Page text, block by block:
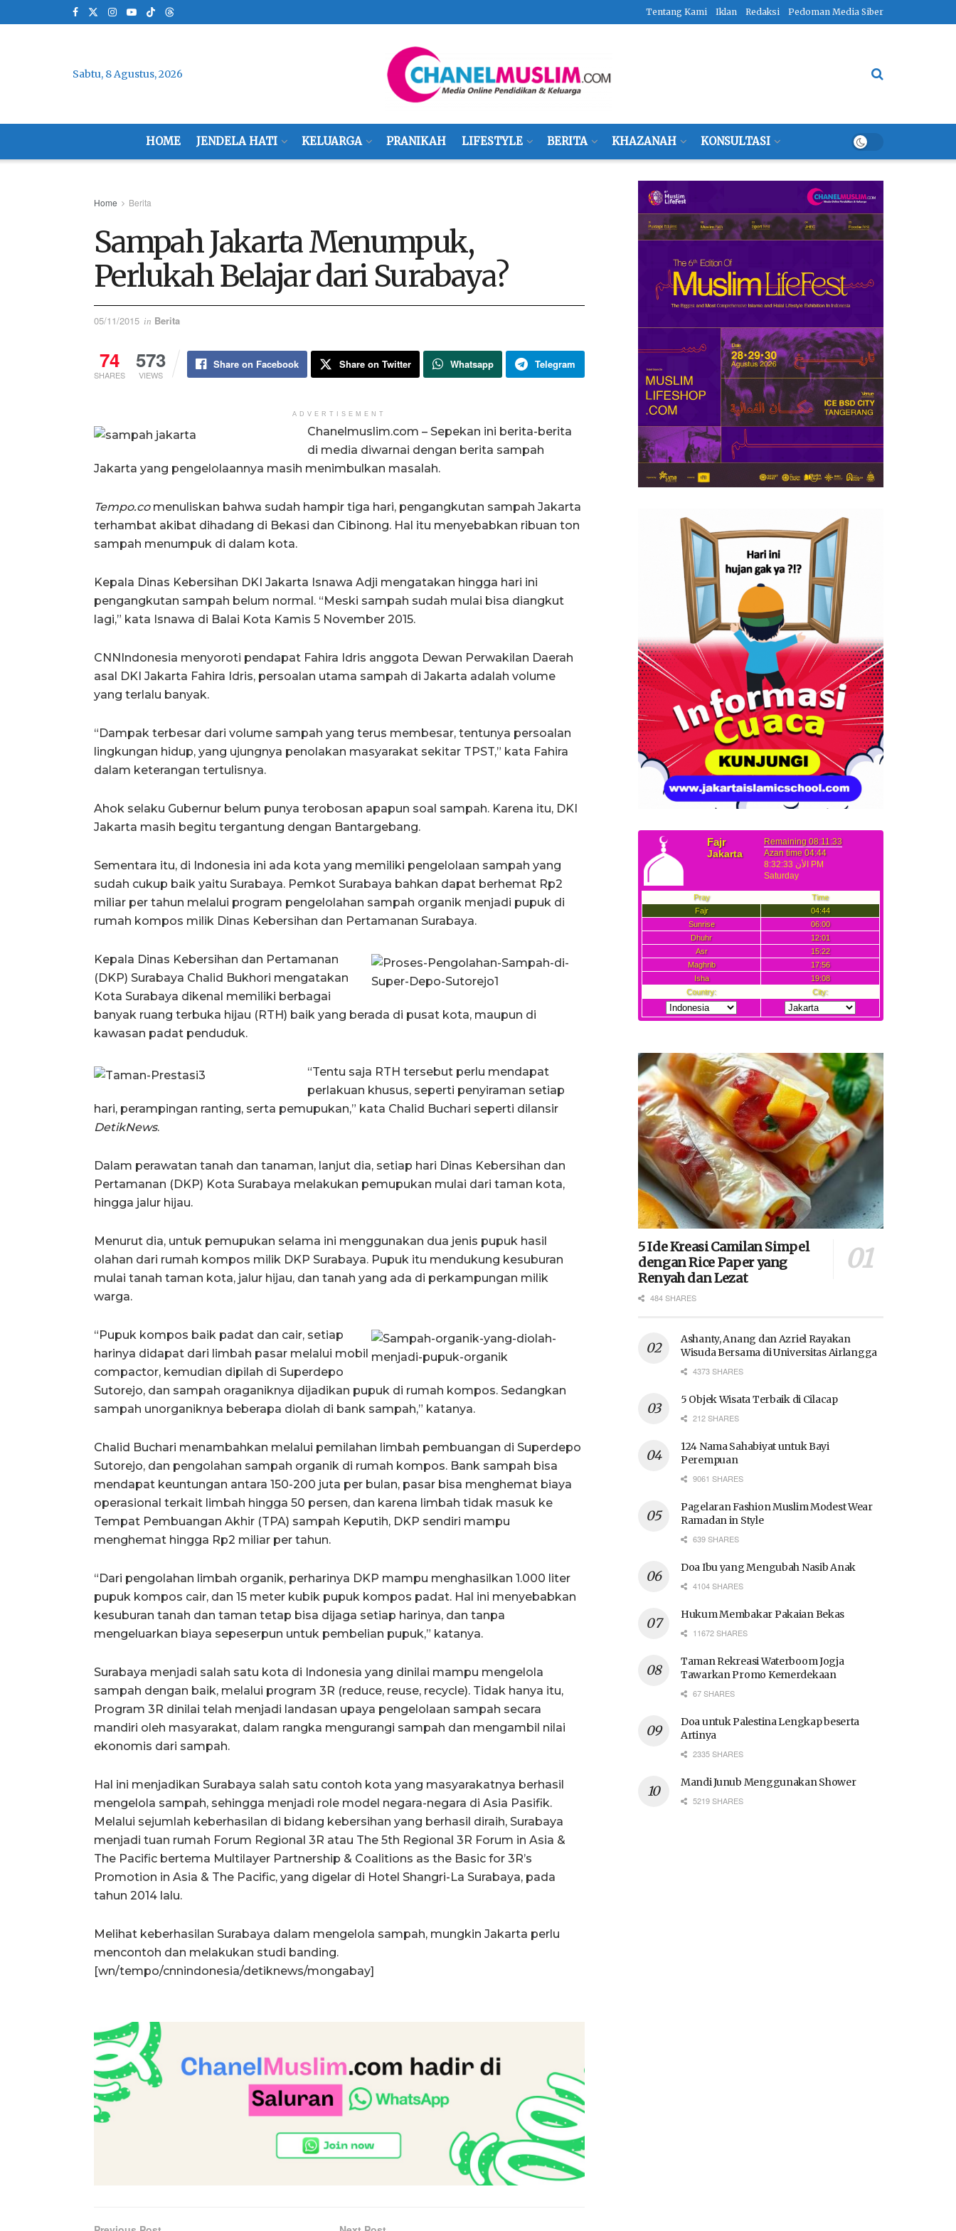
Tentang Kami Iklan Redaksi Pedoman Media Siber
Sabtu, 8 Agustus, 2026
HOME JENDELA HATI KELUARGA PRANIKAH LIFESTYLE BERITA KHAZANAH KONSULTASI
Home Berita
Sampah Jakarta Menumpuk,
Perlukah Belajar dari Surabaya?
05/11/2015 in Berita
74
SHARES
573
VIEWS
Share on Facebook Share on Twitter Whatsapp Telegram
ADVERTISEMENT
Chanelmuslim.com – Sepekan ini berita-berita
di media diwarnai dengan berita sampah
Jakarta yang pengelolaannya masih menimbulkan masalah.
Tempo.comenuliskan bahwa sudah hampir tiga hari, pengangkutan sampah Jakarta
terhambat akibat dihadang di Bekasi dan Cibinong. Hal itu menyebabkan ribuan ton
sampah menumpuk di dalam kota.
Kepala Dinas Kebersihan DKI Jakarta Isnawa Adji mengatakan hingga hari ini
pengangkutan sampah belum normal. “Meski sampah sudah mulai bisa diangkut
lagi,” kata Isnawa di Balai Kota Kamis 5 November 2015.
CNNIndonesia menyoroti pendapat Fahira Idris anggota Dewan Perwakilan Daerah
asal DKI Jakarta Fahira Idris, persoalan utama sampah di Jakarta adalah volume
yang terlalu banyak.
“Dampak terbesar dari volume sampah yang terus membesar, tentunya persoalan
lingkungan hidup, yang ujungnya penolakan masyarakat sekitar TPST,” kata Fahira
dalam keterangan tertulisnya.
Ahok selaku Gubernur belum punya terobosan apapun soal sampah. Karena itu, DKI
Jakarta masih begitu tergantung dengan Bantargebang.
Sementara itu, di Indonesia ini ada kota yang memiliki pengelolaan sampah yang
sudah cukup baik yaitu Surabaya. Pemkot Surabaya bahkan dapat berhemat Rp2
miliar per tahun melalui program pengelolahan sampah organik menjadi pupuk di
rumah kompos milik Dinas Kebersihan dan Pertamanan Surabaya.
Kepala Dinas Kebersihan dan Pertamanan
(DKP) Surabaya Chalid Bukhori mengatakan
Kota Surabaya dikenal memiliki berbagai
banyak ruang terbuka hijau (RTH) baik yang berada di pusat kota, maupun di
kawasan padat penduduk.
“Tentu saja RTH tersebut perlu mendapat
perlakuan khusus, seperti penyiraman setiap
hari, perampingan ranting, serta pemupukan,” kata Chalid Buchari seperti dilansir
DetikNews.
Dalam perawatan tanah dan tanaman, lanjut dia, setiap hari Dinas Kebersihan dan
Pertamanan (DKP) Kota Surabaya melakukan pemupukan mulai dari taman kota,
hingga jalur hijau.
Menurut dia, untuk pemupukan selama ini menggunakan dua jenis pupuk hasil
olahan dari rumah kompos milik DKP Surabaya. Pupuk itu mendukung kesuburan
mulai tanah taman kota, jalur hijau, dan tanah yang ada di perkampungan milik
warga.
“Pupuk kompos baik padat dan cair, setiap
harinya didapat dari limbah pasar melalui mobil
compactor, kemudian dipilah di Superdepo
Sutorejo, dan sampah oraganiknya dijadikan pupuk di rumah kompos. Sedangkan
sampah unorganiknya beberapa diolah di bank sampah,” katanya.
Chalid Buchari menambahkan melalui pemilahan limbah pembuangan di Superdepo
Sutorejo, dan pengolahan sampah organik di rumah kompos. Bank sampah bisa
mendapat keuntungan antara 150-200 juta per bulan, pasar bisa menghemat biaya
operasional terkait limbah hingga 50 persen, dan karena limbah tidak masuk ke
Tempat Pembuangan Akhir (TPA) sampah Keputih, DKP sendiri mampu
menghemat hingga Rp2 miliar per tahun.
“Dari pengolahan limbah organik, perharinya DKP mampu menghasilkan 1.000 liter
pupuk kompos cair, dan 15 meter kubik pupuk kompos padat. Hal ini menyebabkan
kesuburan tanah dan taman tetap bisa dijaga setiap harinya, dan tanpa
mengeluarkan biaya sepeserpun untuk pembelian pupuk,” katanya.
Surabaya menjadi salah satu kota di Indonesia yang dinilai mampu mengelola
sampah dengan baik, melalui program 3R (reduce, reuse, recycle). Tidak hanya itu,
Program 3R dinilai telah menjadi landasan upaya pengelolaan sampah secara
mandiri oleh masyarakat, dalam rangka mengurangi sampah dan mengambil nilai
ekonomis dari sampah.
Hal ini menjadikan Surabaya salah satu contoh kota yang masyarakatnya berhasil
mengelola sampah, sehingga menjadi role model negara-negara di Asia Pasifik.
Melalui sejumlah keberhasilan di bidang kebersihan yang berhasil diraih, Surabaya
menjadi tuan rumah Forum Regional 3R atau The 5th Regional 3R Forum in Asia &
The Pacific bertema Multilayer Partnership & Coalitions as the Basic for 3R’s
Promotion in Asia & The Pacific, yang digelar di Hotel Shangri-La Surabaya, pada
tahun 2014 lalu.
Melihat keberhasilan Surabaya dalam mengelola sampah, mungkin Jakarta perlu
mencontoh dan melakukan studi banding.
[wn/tempo/cnnindonesia/detiknews/mongabay]
5 Ide Kreasi Camilan Simpel
dengan Rice Paper yang
Renyah dan Lezat
484 SHARES
Ashanty, Anang dan Azriel Rayakan
Wisuda Bersama di Universitas Airlangga
4373 SHARES
5 Objek Wisata Terbaik di Cilacap
212 SHARES
124 Nama Sahabiyat untuk Bayi
Perempuan
9061 SHARES
Pagelaran Fashion Muslim Modest Wear
Ramadan in Style
639 SHARES
Doa Ibu yang Mengubah Nasib Anak
4104 SHARES
Hukum Membakar Pakaian Bekas
11672 SHARES
Taman Rekreasi Waterboom Jogja
Tawarkan Promo Kemerdekaan
67 SHARES
Doa untuk Palestina Lengkap beserta
Artinya
2335 SHARES
Mandi Junub Menggunakan Shower
5219 SHARES